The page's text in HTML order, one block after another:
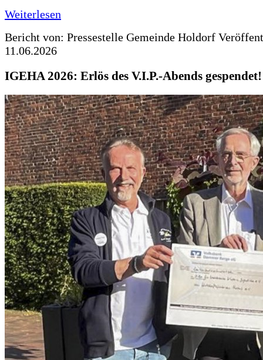
Weiterlesen
Bericht von: Pressestelle Gemeinde Holdorf
11.06.2026
IGEHA 2026: Erlös des V.I.P.-Abends gespendet!